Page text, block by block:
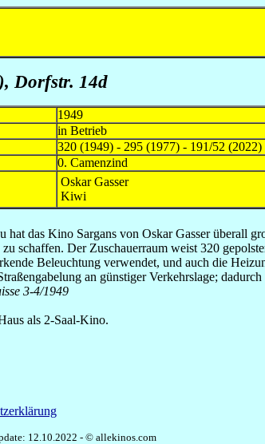
Dorfstr. 14d
1949
in Betrieb
320 (1949) - 295 (1977) - 191/52 (2022)
0. Camenzind
Oskar Gasser
Kiwi
hat das Kino Sargans von Oskar Gasser überall
schaffen. Der Zuschauerraum weist 320
Beleuchtung verwendet, und auch die
an günstiger Verkehrslage;
3-4/1949
als 2-Saal-Kino.
12.10.2022 - © allekinos.com